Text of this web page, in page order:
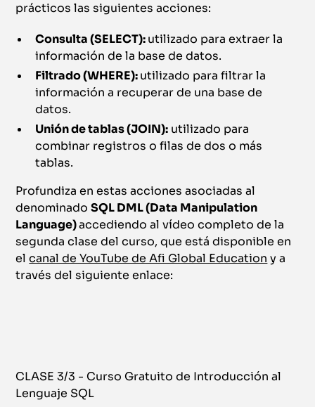
prácticos las siguientes acciones:
Consulta (SELECT):utilizado para extraer la
información de la base de datos.
Filtrado (WHERE):utilizado para filtrar la
información a recuperar de una base de
datos.
Unión de tablas (JOIN): utilizado para
combinar registros o filas de dos o más
tablas.
Profundiza en estas acciones asociadas al
denominadoSQL DML (Data Manipulation
Language)accediendo al vídeo completo de la
segunda clase del curso, que está disponible en
elcanal de YouTube de Afi Global Education y a
través del siguiente enlace:
CLASE 3/3 - Curso Gratuito de Introducción al
Lenguaje SQL